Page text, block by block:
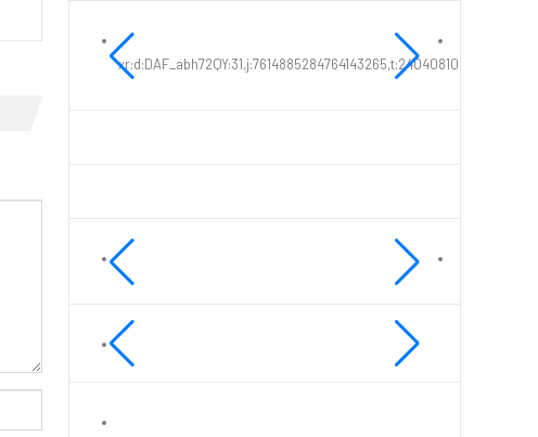
xr:d:DAF_abh72QY:31,j:7614885284764143265,t:24040810